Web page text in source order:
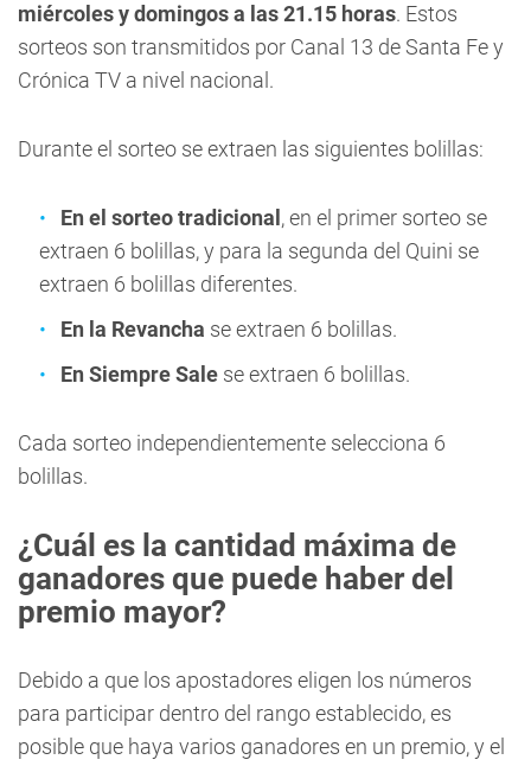
miércoles y domingos a las 21.15 horas. Estos
sorteos son transmitidos por Canal 13 de Santa Fe y
Crónica TV a nivel nacional.
Durante el sorteo se extraen las siguientes bolillas:
En el sorteo tradicional , en el primer sorteo se
extraen 6 bolillas, y para la segunda del Quini se
extraen 6 bolillas diferentes.
En la Revancha se extraen 6 bolillas.
En Siempre Sale se extraen 6 bolillas.
Cada sorteo independientemente selecciona 6
bolillas.
¿Cuál es la cantidad máxima de
ganadores que puede haber del
premio mayor?
Debido a que los apostadores eligen los números
para participar dentro del rango establecido, es
posible que haya varios ganadores en un premio, y el